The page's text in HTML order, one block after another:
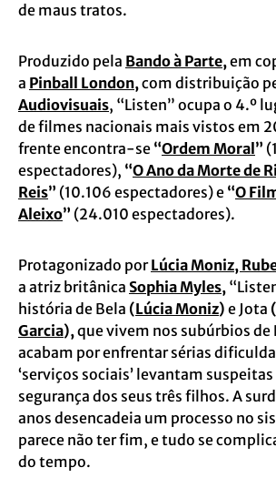
de maus tratos.
Produzido pela Bandoà Parte,em
a Pinball London,com distribuição
Audiovisuais, “Listen” ocupa o 4.º
de filmes nacionais mais vistos em
frente encontra-se “Ordem Moral ”
espectadores), “O Ano da Morte de
Reis” (10.106 espectadores) e “O
Aleixo” (24.010 espectadores).
Protagonizado porLúcia Moniz,
a atriz britânica Sophia Myles,
história de Bela (Lúcia Moniz) e Jota (
Garcia),que vivem nos subúrbios de
acabam por enfrentar sérias
‘serviços sociais’ levantam suspeitas
segurança dos seus três filhos. A
anos desencadeia um processo no
parece não ter fim, e tudo se
do tempo.